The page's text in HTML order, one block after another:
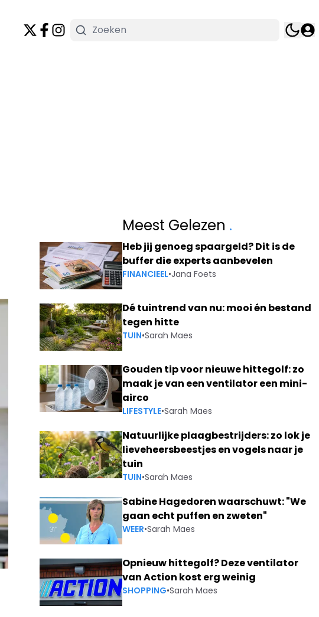
Meest Gelezen .
Heb jij genoeg spaargeld? Dit is de
buffer die experts aanbevelen
FINANCIEEL•Jana Foets
Dé tuintrend van nu: mooi én bestand
tegen hitte
TUIN•Sarah Maes
Gouden tip voor nieuwe hittegolf: zo
maak je van een ventilator een mini-
airco
LIFESTYLE•Sarah Maes
Natuurlijke plaagbestrijders: zo lok je
lieveheersbeestjes en vogels naar je
tuin
TUIN•Sarah Maes
Sabine Hagedoren waarschuwt: "We
gaan echt puffen en zweten"
WEER•Sarah Maes
Opnieuw hittegolf? Deze ventilator
van Action kost erg weinig
SHOPPING•Sarah Maes